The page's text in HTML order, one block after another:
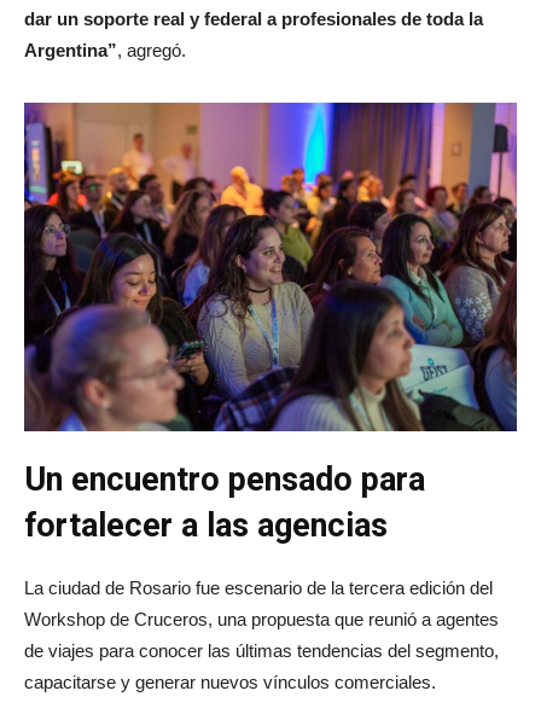
dar un soporte real y federal a profesionales de toda la
Argentina”, agregó.
Un encuentro pensado para
fortalecer a las agencias
La ciudad de Rosario fue escenario de la tercera edición del
Workshop de Cruceros, una propuesta que reunió a agentes
de viajes para conocer las últimas tendencias del segmento,
capacitarse y generar nuevos vínculos comerciales.